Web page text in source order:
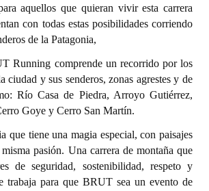
aquellos que quieran vivir esta carrera
con todas estas posibilidades corriendo
de la Patagonia,
Running comprende un recorrido por los
ciudad y sus senderos, zonas agrestes y de
Río Casa de Piedra, Arroyo Gutiérrez,
Goye y Cerro San Martín.
que tiene una magia especial, con paisajes
pasión. Una carrera de montaña que
de seguridad, sostenibilidad, respeto y
trabaja para que BRUT sea un evento de